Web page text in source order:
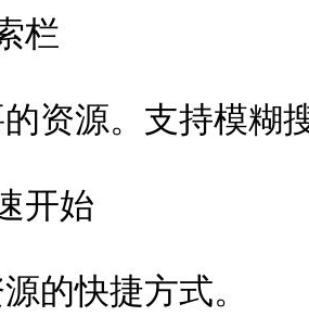
栏
资源。支持模糊
开始
的快捷方式。